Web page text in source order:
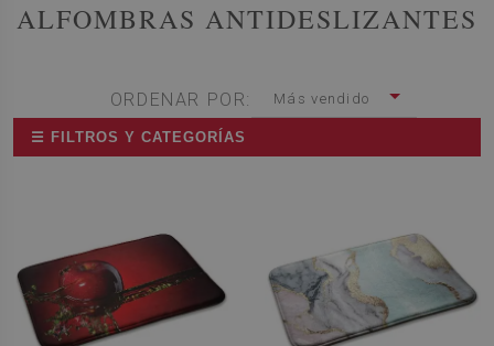
ALFOMBRAS ANTIDESLIZANTES
ORDENAR POR: Más vendido
☰ FILTROS Y CATEGORÍAS